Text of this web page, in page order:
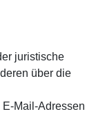
juristische
über die
Mail-Adressen